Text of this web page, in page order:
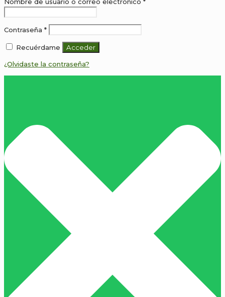
Contraseña *Obligatorio
Recuérdame Acceder
¿Olvidaste la contraseña?